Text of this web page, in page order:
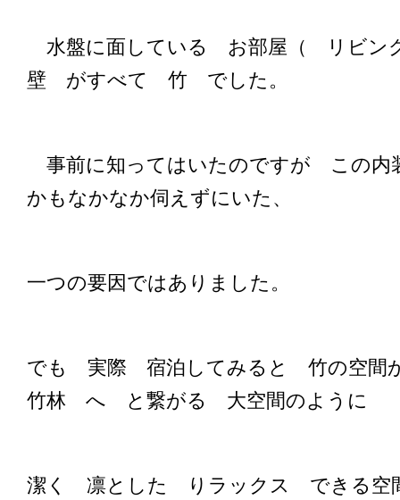
水盤に面している お部屋（ リ
壁 がすべて 竹 でした。
事前に知ってはいたのですが この内
かもなかなか伺えずにいた、
一つの要因ではありました。
でも 実際 宿泊してみると 竹の空間
竹林 へ と繋がる 大空間のように
潔く 凛とした りラックス できる空